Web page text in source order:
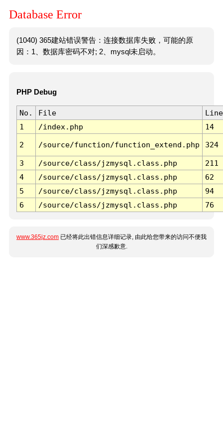
Database Error
(1040) 365建站错误警告：连接数据库失败，可能的原
因：1、数据库密码不对; 2、mysql未启动。
PHP Debug
No. File
Line
1
/index.php 14
2 /source/function/function_extend.php 324
3 /source/class/jzmysql.class.php
211
4
/source/class/jzmysql.class.php
62
5
/source/class/jzmysql.class.php
94
6
/source/class/jzmysql.class.php 76
www.365jz.com 已经将此出错信息详细记录, 由此给您带来的访问不便我
们深感歉意.